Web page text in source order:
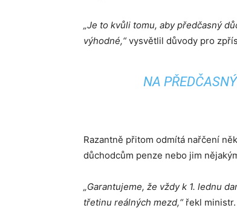
„Je to kvůli tomu, aby předčasný
výhodné,“vysvětlil důvody pro
NA
Razantně přitom odmítá nařčení
důchodcům penze nebo jim
„Garantujeme, že vždy k 1. lednu
třetinu reálných mezd,“řekl ministr.